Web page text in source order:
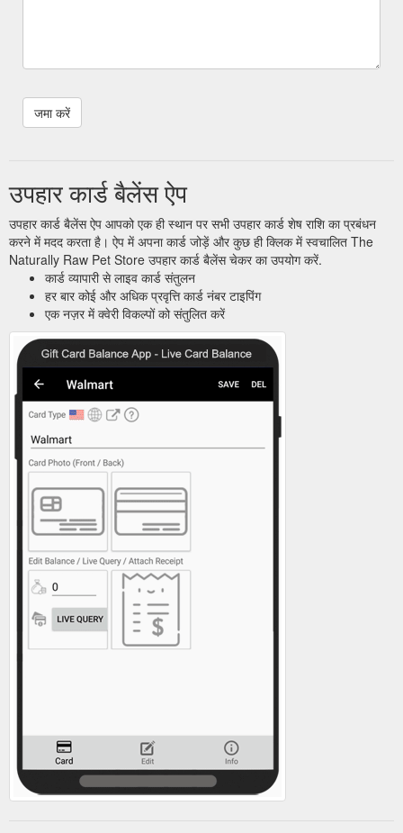
उपहार कार्ड बैलेंस ऐप
उपहार कार्ड बैलेंस ऐप आपको एक ही स्थान पर सभी उपहार कार्ड शेष राशि का प्रबंधन
करने में मदद करता है। ऐप में अपना कार्ड जोड़ें और कुछ ही क्लिक में स्वचालित The
Naturally Raw Pet Store उपहार कार्ड बैलेंस चेकर का उपयोग करें.
कार्ड व्यापारी से लाइव कार्ड संतुलन
हर बार कोई और अधिक प्रवृत्ति कार्ड नंबर टाइपिंग
एक नज़र में क्वेरी विकल्पों को संतुलित करें